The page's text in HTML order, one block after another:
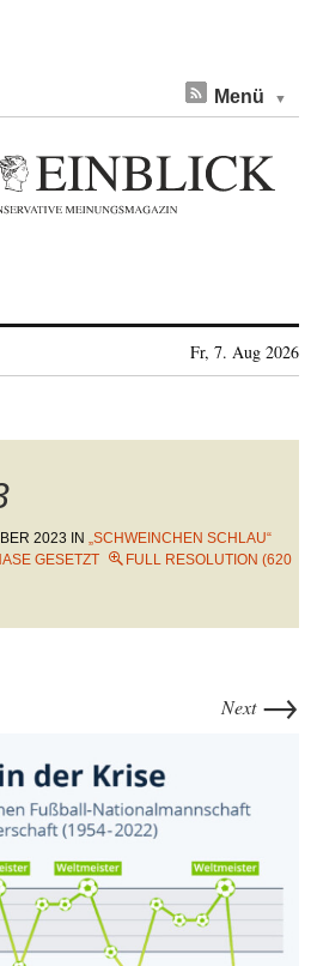
Menü
Fr, 7. Aug 2026
2023 IN „SCHWEINCHEN SCHLAU“
GESETZT
FULL RESOLUTION (620
Next →